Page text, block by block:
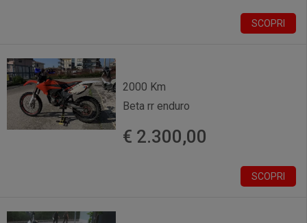
SCOPRI
2000 Km
Beta rr enduro
€ 2.300,00
SCOPRI